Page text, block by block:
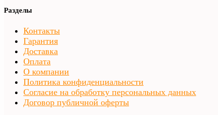
Разделы
Контакты
Гарантия
Доставка
Оплата
О компании
Политика конфиденциальности
Согласие на обработку персональных данных
Договор публичной оферты